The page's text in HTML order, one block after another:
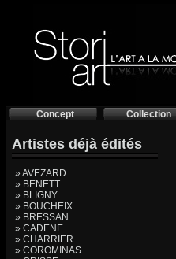
Concept Collection
Artistes déjà édités
» AVEZARD
» BENETT
» BLIGNY
» BOUCHEIX
» BRESSAN
» CADENE
» CHARRIER
» COROMINAS